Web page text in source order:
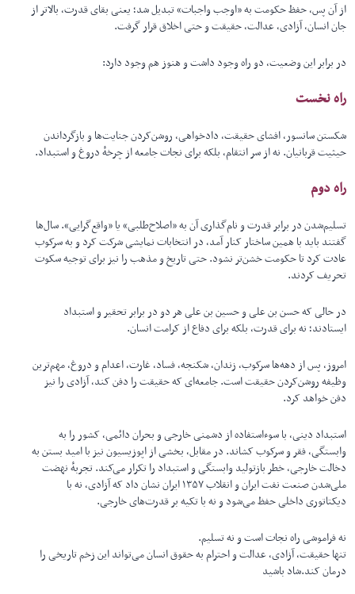
از آن پس، حفظ حکومت به «اوجب واجبات» تبدیل شد؛ یعنی بقای قدرت، بالاتر از
جان انسان، آزادی، عدالت، حقیقت و حتی اخلاق قرار گرفت.
در برابر این وضعیت، دو راه وجود داشت و هنوز هم وجود دارد:
راه نخست
شکستن سانسور، افشای حقیقت، دادخواهی، روشن‌کردن جنایت‌ها و بازگرداندن
حیثیت قربانیان. نه از سر انتقام، بلکه برای نجات جامعه از چرخهٔ دروغ و استبداد.
راه دوم
تسلیم‌شدن در برابر قدرت و نام‌گذاری آن به «اصلاح‌طلبی» یا «واقع‌گرایی». سال‌ها
گفتند باید با همین ساختار کنار آمد، در انتخابات نمایشی شرکت کرد و به سرکوب
عادت کرد تا حکومت خشن‌تر نشود. حتی تاریخ و مذهب را نیز برای توجیه سکوت
تحریف کردند.
در حالی که حسن بن علی و حسین بن علی هر دو در برابر تحقیر و استبداد
ایستادند؛ نه برای قدرت، بلکه برای دفاع از کرامت انسان.
امروز، پس از دهه‌ها سرکوب، زندان، شکنجه، فساد، غارت، اعدام و دروغ، مهم‌ترین
وظیفه روشن‌کردن حقیقت است. جامعه‌ای که حقیقت را دفن کند، آزادی را نیز
دفن خواهد کرد.
استبداد دینی، با سوءاستفاده از دشمنی خارجی و بحران دائمی، کشور را به
وابستگی، فقر و سرکوب کشاند. در مقابل، بخشی از اپوزیسیون نیز با امید بستن به
دخالت خارجی، خطر بازتولید وابستگی و استبداد را تکرار می‌کند. تجربهٔ نهضت
ملی‌شدن صنعت نفت ایران و انقلاب ۱۳۵۷ ایران نشان داد که آزادی، نه با
دیکتاتوری داخلی حفظ می‌شود و نه با تکیه بر قدرت‌های خارجی.
نه فراموشی راه نجات است و نه تسلیم.
تنها حقیقت، آزادی، عدالت و احترام به حقوق انسان می‌تواند این زخم تاریخی را
درمان کند.شاد باشید